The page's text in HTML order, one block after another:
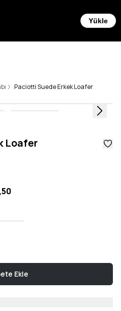
Yükle
Paciotti Suede Erkek Loafer
Loafer
Ekle